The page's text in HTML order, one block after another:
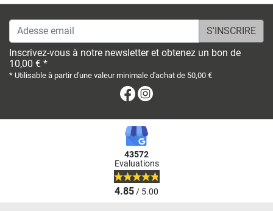
Adesse email
Inscrivez-vous à notre newsletter et obtenez un bon de
10,00 € *
* Utilisable à partir d'une valeur minimale d'achat de 50,00 €
Facebook
43572
Evaluations
4.85/ 5.00